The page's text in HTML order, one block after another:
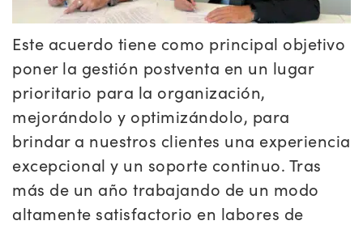
Este acuerdo tiene como principal objetivo
poner la gestión postventa en un lugar
prioritario para la organización,
mejorándolo y optimizándolo, para
brindar a nuestros clientes una experiencia
excepcional y un soporte continuo. Tras
más de un año trabajando de un modo
altamente satisfactorio en labores de